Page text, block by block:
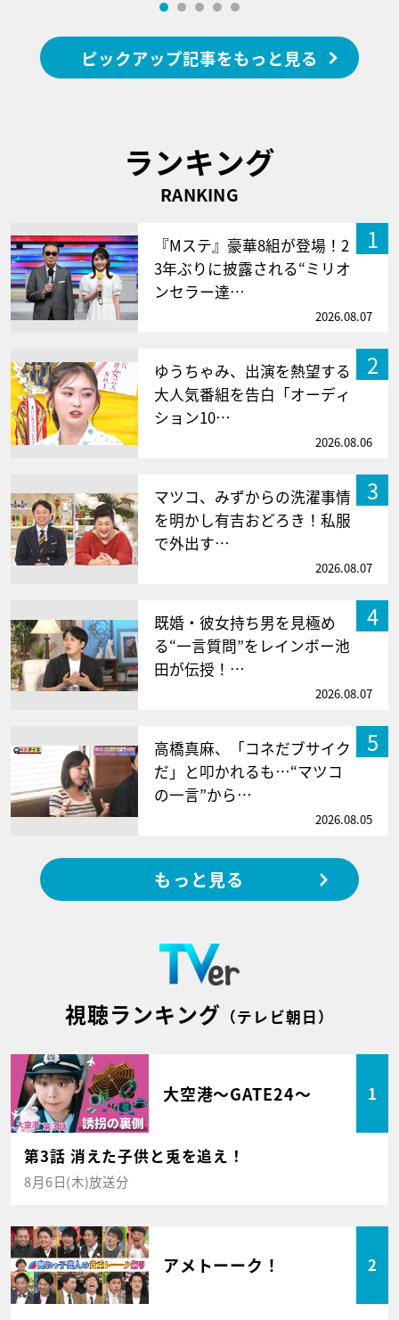
ピックアップ記事をもっと見る
ランキング
RANKING
1
『Mステ』豪華8組が登場！2
3年ぶりに披露される“ミリオ
ンセラー達…
2026.08.07
2
ゆうちゃみ、出演を熱望する
大人気番組を告白「オーディ
ション10…
2026.08.06
3
マツコ、みずからの洗濯事情
を明かし有吉おどろき！私服
で外出す…
2026.08.07
4
既婚・彼女持ち男を見極め
る“一言質問”をレインボー池
田が伝授！…
2026.08.07
5
高橋真麻、「コネだブサイク
だ」と叩かれるも…“マツコ
の一言”から…
2026.08.05
もっと見る
視聴ランキング （テレビ朝日）
大空港～GATE24～ 1
第3話 消えた子供と兎を追え！
8月6日(木)放送分
アメトーーク！ 2